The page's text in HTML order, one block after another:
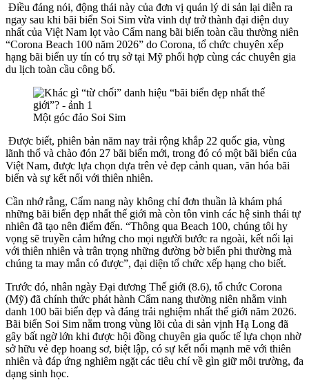
Điều đáng nói, động thái này của đơn vị quản lý di sản lại diễn ra
ngay sau khi bãi biển Soi Sim vừa vinh dự trở thành đại diện duy
nhất của Việt Nam lọt vào Cẩm nang bãi biển toàn cầu thường niên
“Corona Beach 100 năm 2026” do Corona, tổ chức chuyên xếp
hạng bãi biển uy tín có trụ sở tại Mỹ phối hợp cùng các chuyên gia
du lịch toàn cầu công bố.
Một góc đảo Soi Sim
Được biết, phiên bản năm nay trải rộng khắp 22 quốc gia, vùng
lãnh thổ và chào đón 27 bãi biển mới, trong đó có một bãi biển của
Việt Nam, được lựa chọn dựa trên vẻ đẹp cảnh quan, văn hóa bãi
biển và sự kết nối với thiên nhiên.
Cần nhớ rằng, Cẩm nang này không chỉ đơn thuần là khám phá
những bãi biển đẹp nhất thế giới mà còn tôn vinh các hệ sinh thái tự
nhiên đã tạo nên điểm đến. “Thông qua Beach 100, chúng tôi hy
vọng sẽ truyền cảm hứng cho mọi người bước ra ngoài, kết nối lại
với thiên nhiên và trân trọng những đường bờ biển phi thường mà
chúng ta may mắn có được”, đại diện tổ chức xếp hạng cho biết.
Trước đó, nhân ngày Đại dương Thế giới (8.6), tổ chức Corona
(Mỹ) đã chính thức phát hành Cẩm nang thường niên nhằm vinh
danh 100 bãi biển đẹp và đáng trải nghiệm nhất thế giới năm 2026.
Bãi biển Soi Sim nằm trong vùng lõi của di sản vịnh Hạ Long đã
gây bất ngờ lớn khi được hội đồng chuyên gia quốc tế lựa chọn nhờ
sở hữu vẻ đẹp hoang sơ, biệt lập, có sự kết nối mạnh mẽ với thiên
nhiên và đáp ứng nghiêm ngặt các tiêu chí về gìn giữ môi trường, đa
dạng sinh học.